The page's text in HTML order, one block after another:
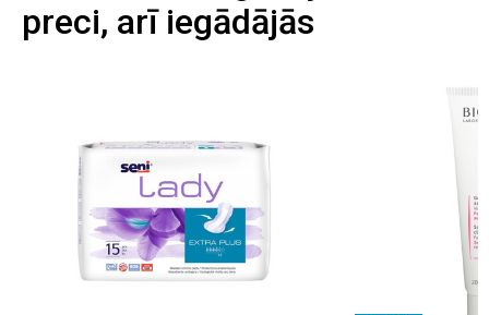
preci, arī iegādājās